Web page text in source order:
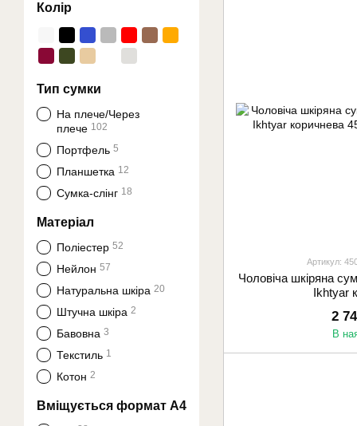
Артикул:
Чоловіча шкіряна
Ikhtyar
2
В
Колір
Тип сумки
На плече/Через
плече 102
Портфель 5
Планшетка 12
Сумка-слінг 18
Матеріал
Поліестер 52
Нейлон 57
Натуральна шкіра 20
Штучна шкіра 2
Бавовна 3
Текстиль 1
Котон 2
Вміщується формат А4